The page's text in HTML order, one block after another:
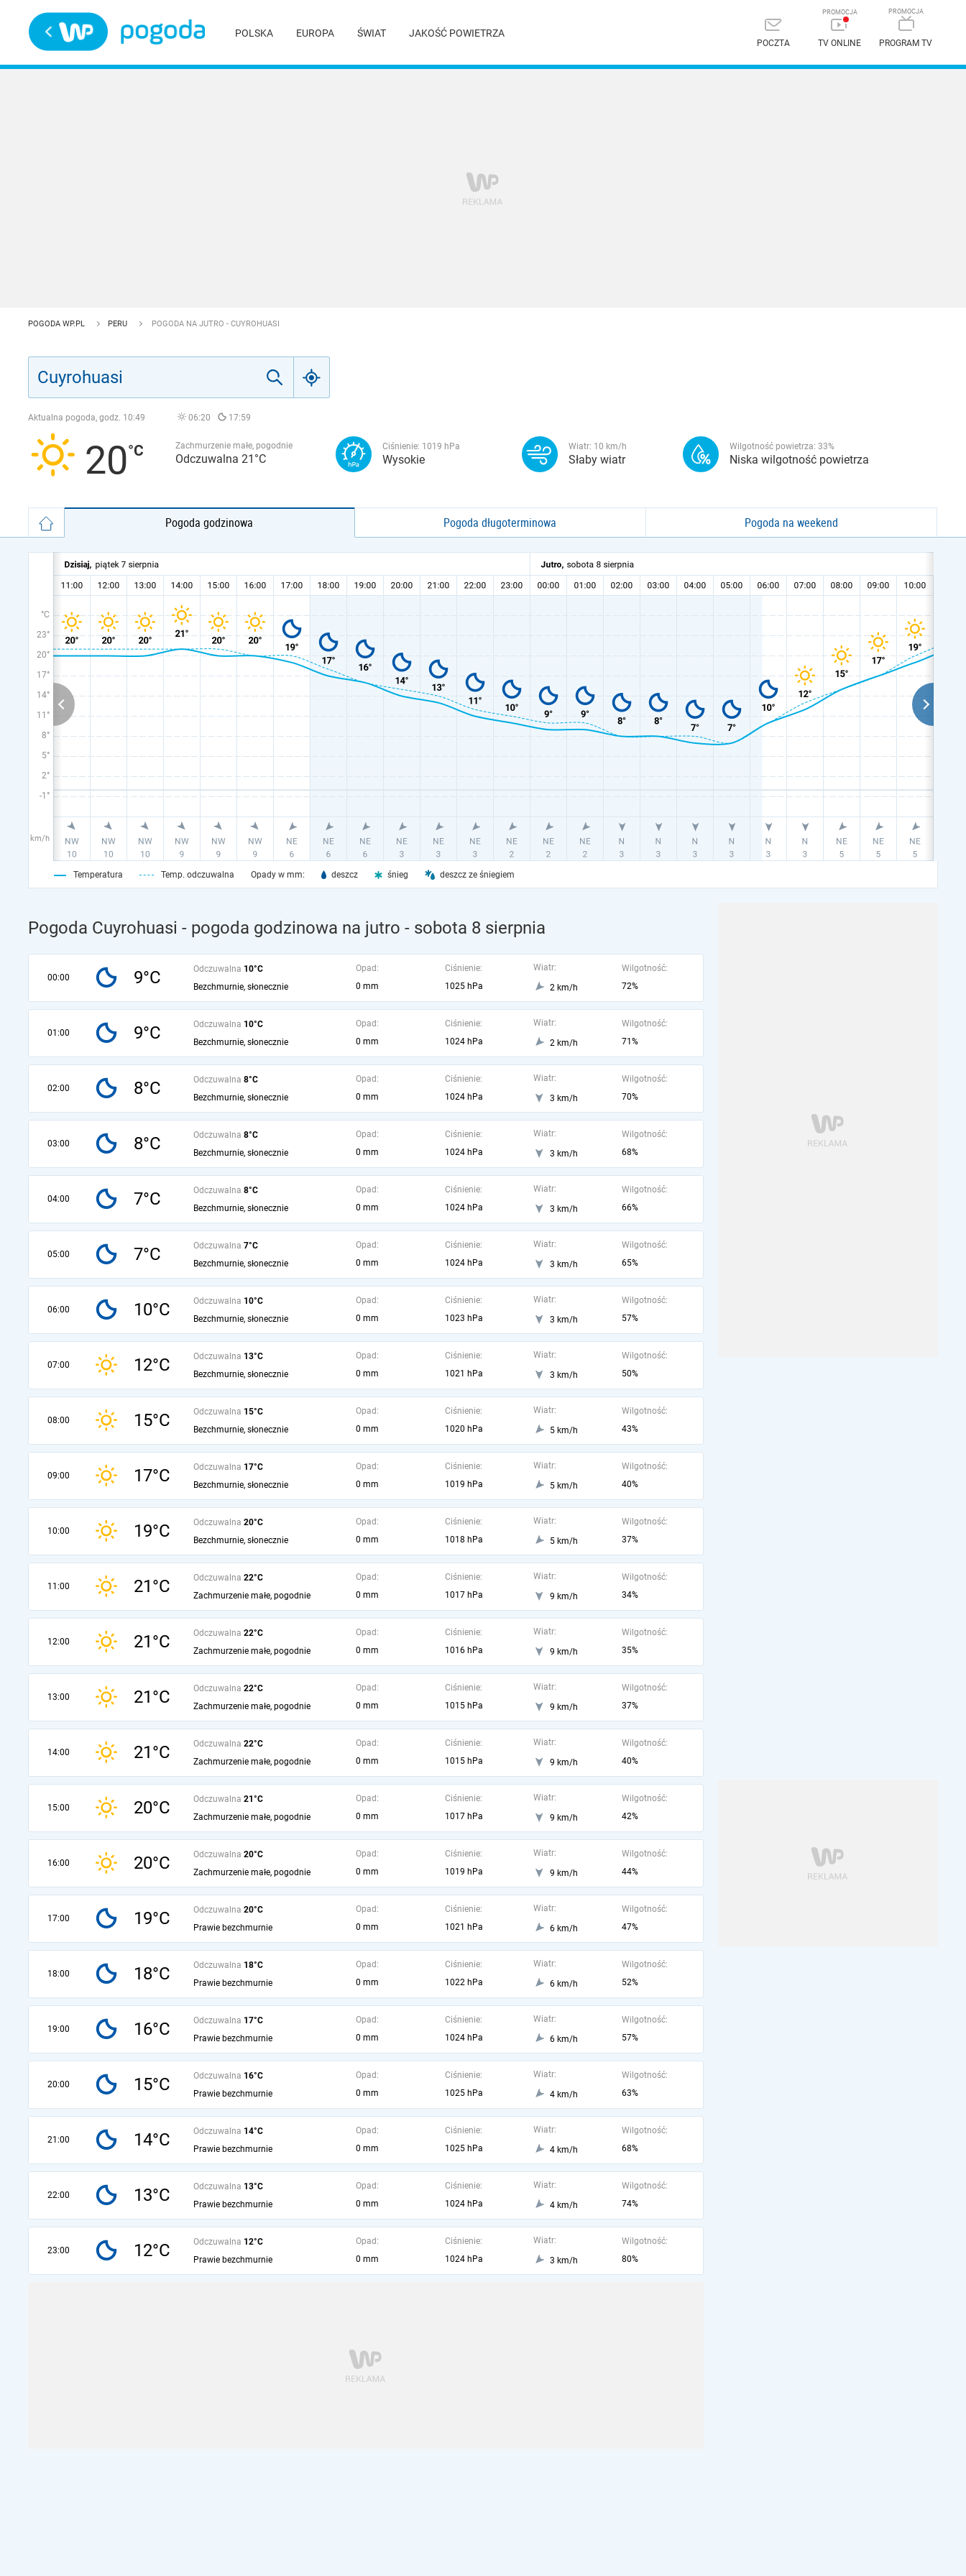
POLSKA EUROPA ŚWIAT JAKOŚĆ POWIETRZA
POCZTA TV ONLINE PROGRAM TV
POGODA WP.PL PERU POGODA NA JUTRO - CUYROHUASI
Aktualna pogoda, godz. 10:49 06:20 17:59
20 Zachmurzenie małe, pogodnie
Odczuwalna 21°C
Ciśnienie: 1019 hPa
Wysokie
Wiatr: 10 km/h
Słaby wiatr
Wilgotność powietrza: 33%
Niska wilgotność powietrza
Pogoda godzinowa Pogoda długoterminowa Pogoda na weekend
°C
23°
20°
17°
14°
11°
8°
5°
2°
-1°
km/h
Temperatura Temp. odczuwalna Opady w mm: deszcz śnieg deszcz ze śniegiem
Pogoda Cuyrohuasi - pogoda godzinowa na jutro - sobota 8 sierpnia
00:00 9°C Odczuwalna 10°C
Bezchmurnie, słonecznie
Opad:
0 mm
Ciśnienie:
1025 hPa
Wiatr:
2 km/h
Wilgotność:
72%
01:00 9°C Odczuwalna 10°C
Bezchmurnie, słonecznie
Opad:
0 mm
Ciśnienie:
1024 hPa
Wiatr:
2 km/h
Wilgotność:
71%
02:00 8°C Odczuwalna 8°C
Bezchmurnie, słonecznie
Opad:
0 mm
Ciśnienie:
1024 hPa
Wiatr:
3 km/h
Wilgotność:
70%
03:00 8°C Odczuwalna 8°C
Bezchmurnie, słonecznie
Opad:
0 mm
Ciśnienie:
1024 hPa
Wiatr:
3 km/h
Wilgotność:
68%
04:00 7°C Odczuwalna 8°C
Bezchmurnie, słonecznie
Opad:
0 mm
Ciśnienie:
1024 hPa
Wiatr:
3 km/h
Wilgotność:
66%
05:00 7°C Odczuwalna 7°C
Bezchmurnie, słonecznie
Opad:
0 mm
Ciśnienie:
1024 hPa
Wiatr:
3 km/h
Wilgotność:
65%
06:00 10°C Odczuwalna 10°C
Bezchmurnie, słonecznie
Opad:
0 mm
Ciśnienie:
1023 hPa
Wiatr:
3 km/h
Wilgotność:
57%
07:00 12°C Odczuwalna 13°C
Bezchmurnie, słonecznie
Opad:
0 mm
Ciśnienie:
1021 hPa
Wiatr:
3 km/h
Wilgotność:
50%
08:00 15°C Odczuwalna 15°C
Bezchmurnie, słonecznie
Opad:
0 mm
Ciśnienie:
1020 hPa
Wiatr:
5 km/h
Wilgotność:
43%
09:00 17°C Odczuwalna 17°C
Bezchmurnie, słonecznie
Opad:
0 mm
Ciśnienie:
1019 hPa
Wiatr:
5 km/h
Wilgotność:
40%
10:00 19°C Odczuwalna 20°C
Bezchmurnie, słonecznie
Opad:
0 mm
Ciśnienie:
1018 hPa
Wiatr:
5 km/h
Wilgotność:
37%
11:00 21°C Odczuwalna 22°C
Zachmurzenie małe, pogodnie
Opad:
0 mm
Ciśnienie:
1017 hPa
Wiatr:
9 km/h
Wilgotność:
34%
12:00 21°C Odczuwalna 22°C
Zachmurzenie małe, pogodnie
Opad:
0 mm
Ciśnienie:
1016 hPa
Wiatr:
9 km/h
Wilgotność:
35%
13:00 21°C Odczuwalna 22°C
Zachmurzenie małe, pogodnie
Opad:
0 mm
Ciśnienie:
1015 hPa
Wiatr:
9 km/h
Wilgotność:
37%
14:00 21°C Odczuwalna 22°C
Zachmurzenie małe, pogodnie
Opad:
0 mm
Ciśnienie:
1015 hPa
Wiatr:
9 km/h
Wilgotność:
40%
15:00 20°C Odczuwalna 21°C
Zachmurzenie małe, pogodnie
Opad:
0 mm
Ciśnienie:
1017 hPa
Wiatr:
9 km/h
Wilgotność:
42%
16:00 20°C Odczuwalna 20°C
Zachmurzenie małe, pogodnie
Opad:
0 mm
Ciśnienie:
1019 hPa
Wiatr:
9 km/h
Wilgotność:
44%
17:00 19°C Odczuwalna 20°C
Prawie bezchmurnie
Opad:
0 mm
Ciśnienie:
1021 hPa
Wiatr:
6 km/h
Wilgotność:
47%
18:00 18°C Odczuwalna 18°C
Prawie bezchmurnie
Opad:
0 mm
Ciśnienie:
1022 hPa
Wiatr:
6 km/h
Wilgotność:
52%
19:00 16°C Odczuwalna 17°C
Prawie bezchmurnie
Opad:
0 mm
Ciśnienie:
1024 hPa
Wiatr:
6 km/h
Wilgotność:
57%
20:00 15°C Odczuwalna 16°C
Prawie bezchmurnie
Opad:
0 mm
Ciśnienie:
1025 hPa
Wiatr:
4 km/h
Wilgotność:
63%
21:00 14°C Odczuwalna 14°C
Prawie bezchmurnie
Opad:
0 mm
Ciśnienie:
1025 hPa
Wiatr:
4 km/h
Wilgotność:
68%
22:00 13°C Odczuwalna 13°C
Prawie bezchmurnie
Opad:
0 mm
Ciśnienie:
1024 hPa
Wiatr:
4 km/h
Wilgotność:
74%
23:00 12°C Odczuwalna 12°C
Prawie bezchmurnie
Opad:
0 mm
Ciśnienie:
1024 hPa
Wiatr:
3 km/h
Wilgotność:
80%